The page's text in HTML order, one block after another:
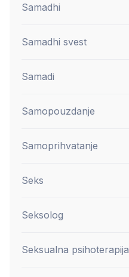
Samadhi
Samadhi svest
Samadi
Samopouzdanje
Samoprihvatanje
Seks
Seksolog
Seksualna psihoterapija